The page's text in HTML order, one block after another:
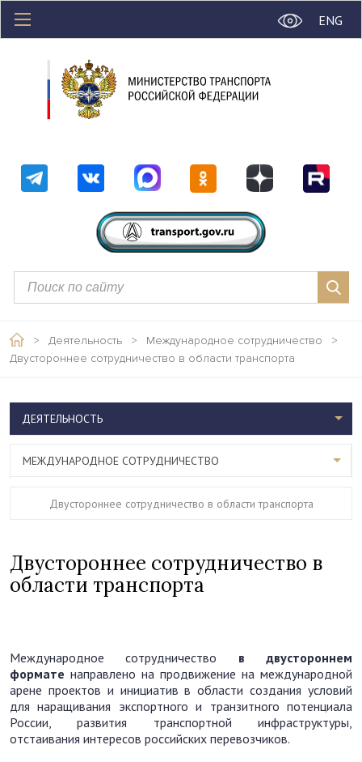
ENG
> Деятельность > Международное сотрудничество
>
Двустороннее сотрудничество в области транспорта
Двустороннее сотрудничество в
области транспорта
Международное сотрудничество в двустороннем
формате направлено на продвижение на международной
арене проектов и инициатив в области создания условий
для наращивания экспортного и транзитного потенциала
России, развития транспортной инфраструктуры,
отстаивания интересов российских перевозчиков.
ДЕЯТЕЛЬНОСТЬ
МЕЖДУНАРОДНОЕ СОТРУДНИЧЕСТВО
Двустороннее сотрудничество в области транспорта